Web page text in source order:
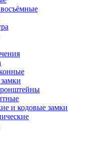
и кодовые замки